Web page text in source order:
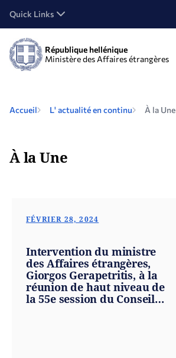
Quick Links
République hellénique
Ministère des Affaires étrangères
Accueil L' actualité en continu À la Une
À la Une
FÉVRIER 28, 2024
Intervention du ministre
des Affaires étrangères,
Giorgos Gerapetritis, à la
réunion de haut niveau de
la 55e session du Conseil